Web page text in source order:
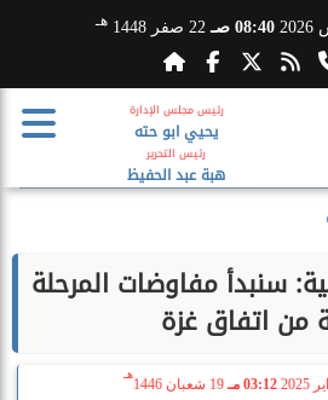
08:40 صـ 22 صفر 1448 هـ
رئيس مجلس الإدارة
يحيي ابو حته
رئيس التحرير
هبة عبد الحفيظ
سنبدأ مفاوضات المرحلة
من اتفاق غزة
03:12 مـ 19 شعبان 1446
هـ